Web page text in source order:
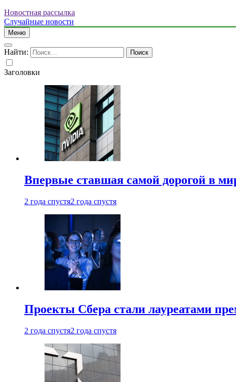
Новостная рассылка
Случайные новости
Меню
Найти:
Заголовки
Впервые ставшая самой дорогой в
2 года спустя2 года спустя
Проекты Сбера стали лауреатами
2 года спустя2 года спустя